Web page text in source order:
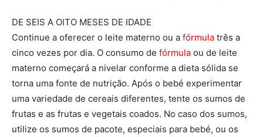
DE SEIS A OITO MESES DE IDADE
Continue a oferecer o leite materno ou a fórmula três a
cinco vezes por dia. O consumo de fórmula ou de leite
materno começará a nivelar conforme a dieta sólida se
torna uma fonte de nutrição. Após o bebé experimentar
uma variedade de cereais diferentes, tente os sumos de
frutas e as frutas e vegetais coados. No caso dos sumos,
utilize os sumos de pacote, especiais para bebé, ou os